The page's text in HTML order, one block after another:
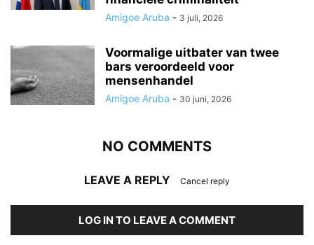
Amigoe Aruba - 3 juli, 2026
Voormalige uitbater van twee
bars veroordeeld voor
mensenhandel
Amigoe Aruba - 30 juni, 2026
NO COMMENTS
LEAVE A REPLY Cancel reply
LOG IN TO LEAVE A COMMENT